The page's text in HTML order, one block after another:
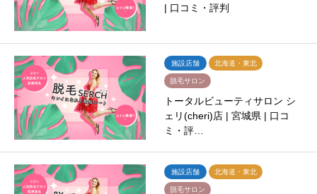
| 口コミ・評判
施設店舗 北海道・東北
脱毛サロン
トータルビューティサロン シ
ェリ(cheri)店 | 宮城県 | 口コ
ミ・評…
施設店舗 北海道・東北
脱毛サロン